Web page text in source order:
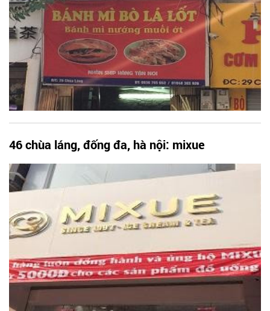
46 chùa láng, đống đa, hà nội: mixue